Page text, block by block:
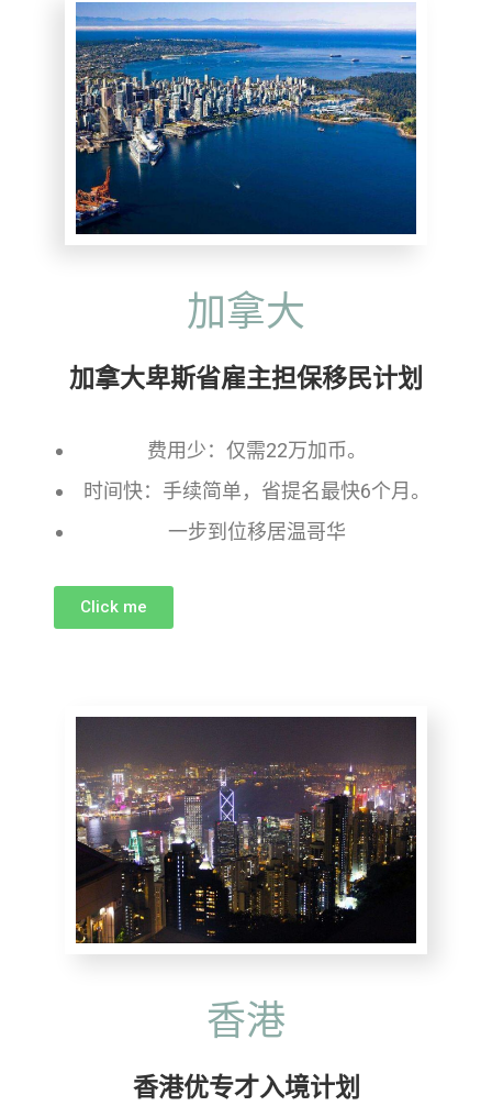
加拿大
加拿大卑斯省雇主担保移民计划
费用少：仅需22万加币。
时间快：手续简单，省提名最快6个月。
一步到位移居温哥华
Click me
香港
香港优专才入境计划